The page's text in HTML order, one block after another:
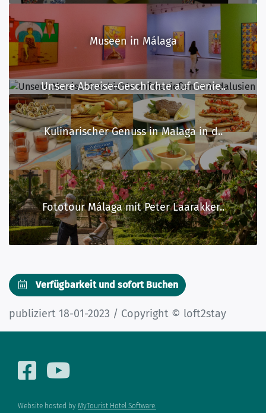
Museen in Málaga
Kulinarischer Genuss in Malaga in d..
Fototour Málaga mit Peter Laarakker..
Unsere Abreise-Geschichte auf Genie..
Verfügbarkeit und sofort Buchen
publiziert 18-01-2023 / Copyright © loft2stay
Website hosted by MyTourist Hotel Software.